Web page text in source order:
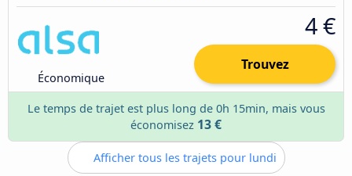
Économique
4 €
Trouvez
Le temps de trajet est plus long de 0h 15min, mais vous
économisez 13 €
Afficher tous les trajets pour lundi